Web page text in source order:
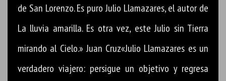
de San Lorenzo. Es puro Julio Llamazares, el autor de
La lluvia amarilla. Es otra vez, este Julio sin Tierra
mirando al Cielo.» Juan Cruz«Julio Llamazares es un
verdadero viajero: persigue un objetivo y regresa